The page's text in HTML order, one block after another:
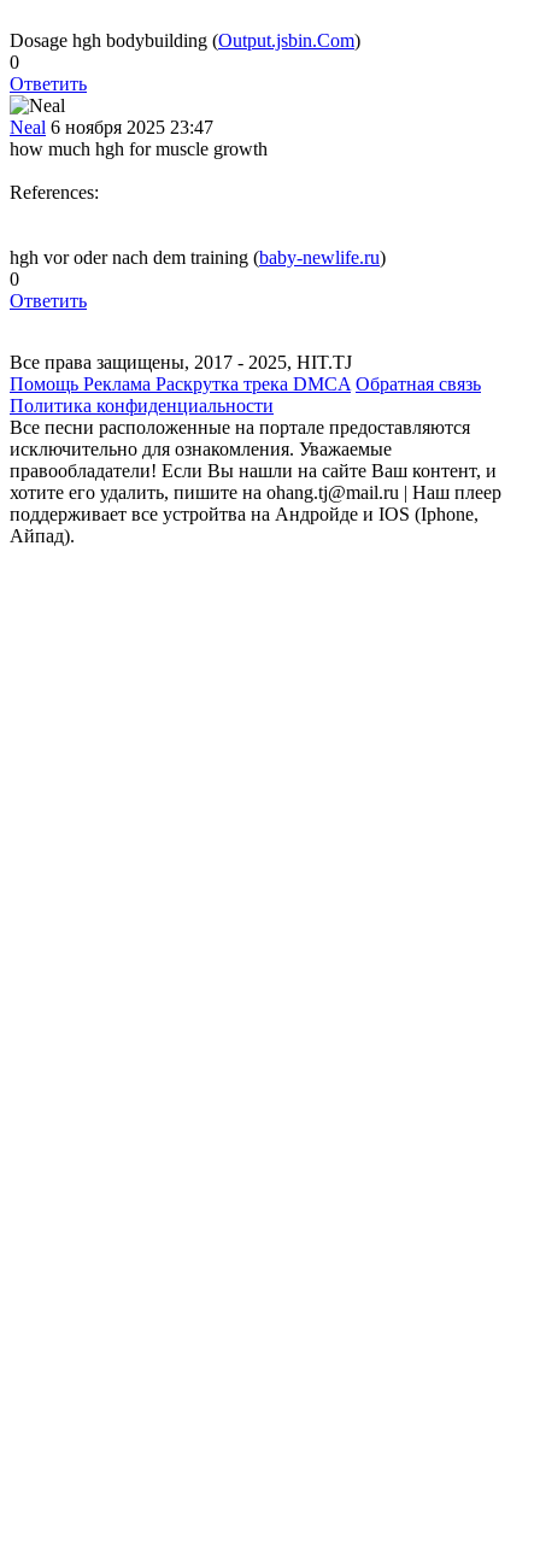
Dosage hgh bodybuilding (Output.jsbin.Com)
0
Ответить
Neal 6 ноября 2025 23:47
how much hgh for muscle growth
References:
hgh vor oder nach dem training (baby-newlife.ru)
0
Ответить
Все права защищены, 2017 - 2025, HIT.TJ
Помощь Реклама Раскрутка трека DMCA Обратная связь
Политика конфиденциальности
Все песни расположенные на портале предоставляются
исключительно для ознакомления. Уважаемые
правообладатели! Если Вы нашли на сайте Ваш контент, и
хотите его удалить, пишите на ohang.tj@mail.ru | Наш плеер
поддерживает все устройтва на Андройде и IOS (Iphone,
Айпад).